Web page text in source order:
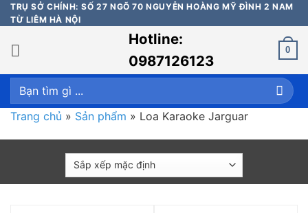
Bỏ
qua
nội
dung
TRỤ SỞ CHÍNH: SỐ 27 NGÕ 70 NGUYỄN HOÀNG MỸ ĐÌNH 2 NAM
TỪ LIÊM HÀ NỘI
Hotline:
0987126123
0
Tìm
kiếm:
Trang chủ » Sản phẩm » Loa Karaoke Jarguar